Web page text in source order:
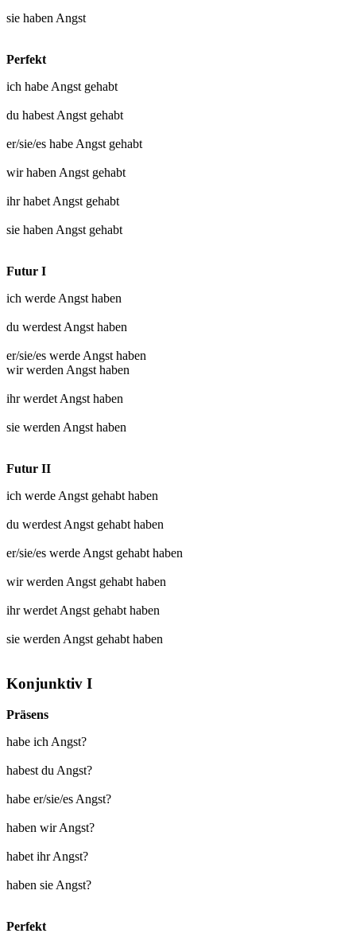
sie haben Angst
Perfekt
ich habe Angst gehabt
du habest Angst gehabt
er/sie/es habe Angst gehabt
wir haben Angst gehabt
ihr habet Angst gehabt
sie haben Angst gehabt
Futur I
ich werde Angst haben
du werdest Angst haben
er/sie/es werde Angst haben
wir werden Angst haben
ihr werdet Angst haben
sie werden Angst haben
Futur II
ich werde Angst gehabt haben
du werdest Angst gehabt haben
er/sie/es werde Angst gehabt haben
wir werden Angst gehabt haben
ihr werdet Angst gehabt haben
sie werden Angst gehabt haben
Konjunktiv I
Präsens
habe ich Angst?
habest du Angst?
habe er/sie/es Angst?
haben wir Angst?
habet ihr Angst?
haben sie Angst?
Perfekt